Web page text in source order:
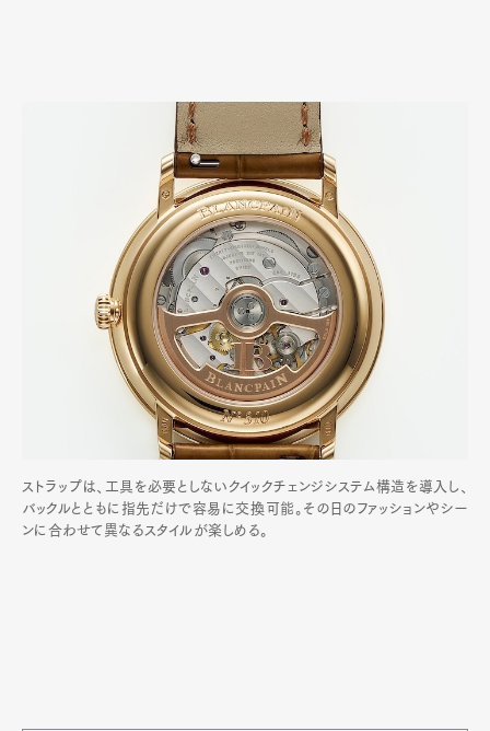
ストラップは、工具を必要としないクイックチェンジシステム構造を導入し、
バックルとともに指先だけで容易に交換可能。その日のファッションやシー
ンに合わせて異なるスタイルが楽しめる。